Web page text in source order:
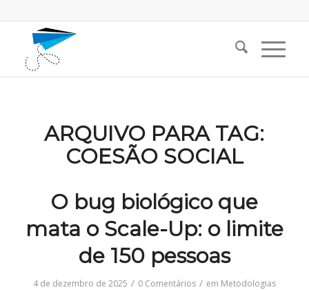
ARQUIVO PARA TAG:
COESÃO SOCIAL
O bug biológico que
mata o Scale-Up: o limite
de 150 pessoas
4 de dezembro de 2025 / 0 Comentários / em Metodologias